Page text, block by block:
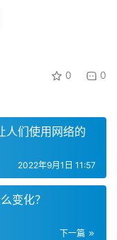
0 0
人们使用网络的
2022年9月1日 11:57
变化？
下一篇